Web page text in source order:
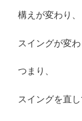
構えが変わり、
スイングが変わ
つまり、
スイングを直